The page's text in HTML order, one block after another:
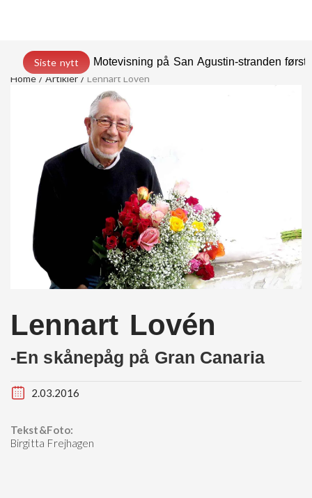
Siste nytt
Motevisning på San Agustin-stranden
Home
Artikler Lennart Lovén
Lennart Lovén
-En skånepåg på Gran Canaria
2.03.2016
Tekst&Foto:
Birgitta Frejhagen